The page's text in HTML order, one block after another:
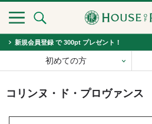
新規会員登録 で 300pt プレゼント！
初めての方
コリンヌ・ド・プロヴァンス